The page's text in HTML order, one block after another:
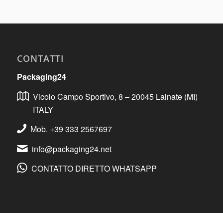
CONTATTI
Packaging24
Vicolo Campo Sportivo, 8 – 20045 Lainate (MI)
ITALY
Mob. +39 333 2567697
info@packaging24.net
CONTATTO DIRETTO WHATSAPP